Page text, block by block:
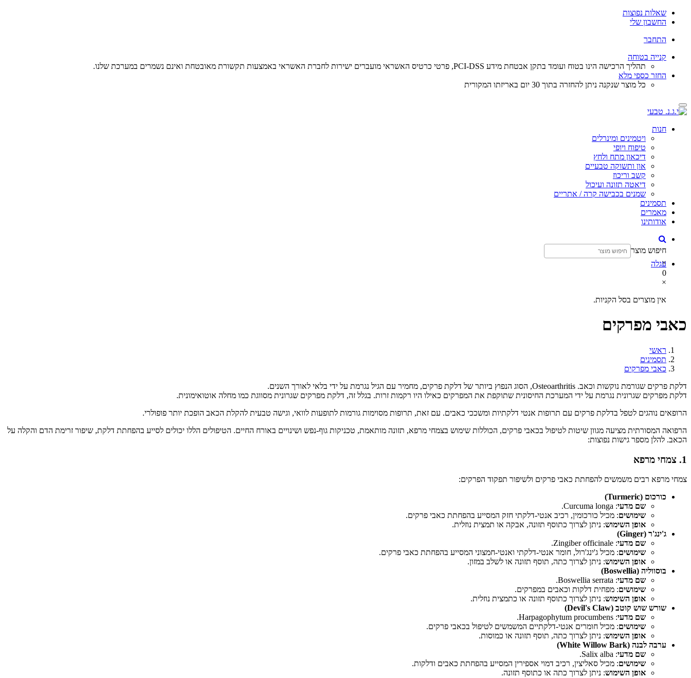
שאלות נפוצות
החשבון שלי
התחבר
קנייה בטוחה
תהליך הרכישה הינו בטוח ועומד בתקן אבטחת מידע PCI-DSS, פרטי כרטיס האשראי מועברים ישירות לחברת האשראי באמצעות תקשורת מאובטחת ואינם נשמרים במערכת שלנו.
החזר כספי מלא
כל מוצר שנקנה ניתן להחזרה בתוך 30 יום באריזתו המקורית
Toggle
navigation
חנות
ויטמינים ומינרלים
טיפוח ויופי
דיכאון מתח ולחץ
און ותשוקה טבעיים
קשב וריכוז
דיאטה תזונה ועיכול
שמנים בכבישה קרה / אתריים
תסמינים
מאמרים
אודותינו
חיפוש מוצר
×
עגלה
0
×
אין מוצרים בסל הקניות.
כאבי מפרקים
ראשי
תסמינים
כאבי מפרקים
דלקת פרקים שגורמת נוקשות וכאב. Osteoarthritis, הסוג הנפוץ ביותר של דלקת פרקים, מחמיר עם הגיל נגרמת על ידי בלאי לאורך השנים.
דלקת מפרקים שגרונית נגרמת על ידי המערכת החיסונית שתוקפת את המפרקים כאילו היו רקמות זרות. בגלל זה, דלקת מפרקים שגרונית מסווגת כמו מחלה אוטואימונית.
הרופאים נוהגים לטפל בדלקת פרקים עם תרופות אנטי דלקתיות ומשככי כאבים. עם זאת, תרופות מסוימות גורמות לתופעות לוואי, וגישה טבעית להקלת הכאב הופכת יותר פופולרי.
הרפואה המסורתית מציעה מגוון שיטות לטיפול בכאבי פרקים, הכוללות שימוש בצמחי מרפא, תזונה מותאמת, טכניקות גוף-נפש ושינויים באורח החיים. הטיפולים הללו יכולים לסייע בהפחתת דלקת, שיפור זרימת הדם והקלה על
הכאב. להלן מספר גישות נפוצות:
1. צמחי מרפא
צמחי מרפא רבים משמשים להפחתת כאבי פרקים ולשיפור תפקוד הפרקים:
כורכום (Turmeric)
שם מדעי: Curcuma longa.
שימושים: מכיל כורכומין, רכיב אנטי-דלקתי חזק המסייע בהפחתת כאבי פרקים.
אופן השימוש: ניתן לצרוך כתוסף תזונה, אבקה או תמצית נוזלית.
ג'ינג'ר (Ginger)
שם מדעי: Zingiber officinale.
שימושים: מכיל ג'ינג'רול, חומר אנטי-דלקתי ואנטי-חמצוני המסייע בהפחתת כאבי פרקים.
אופן השימוש: ניתן לצרוך כתה, תוסף תזונה או לשלב במזון.
בוסווליה (Boswellia)
שם מדעי: Boswellia serrata.
שימושים: מפחית דלקות וכאבים במפרקים.
אופן השימוש: ניתן לצרוך כתוסף תזונה או כתמצית נוזלית.
שורש שוש קוטב (Devil's Claw)
שם מדעי: Harpagophytum procumbens.
שימושים: מכיל חומרים אנטי-דלקתיים המשמשים לטיפול בכאבי פרקים.
אופן השימוש: ניתן לצרוך כתה, תוסף תזונה או כמוסות.
ערבה לבנה (White Willow Bark)
שם מדעי: Salix alba.
שימושים: מכיל סאליצין, רכיב דמוי אספירין המסייע בהפחתת כאבים ודלקות.
אופן השימוש: ניתן לצרוך כתה או כתוסף תזונה.